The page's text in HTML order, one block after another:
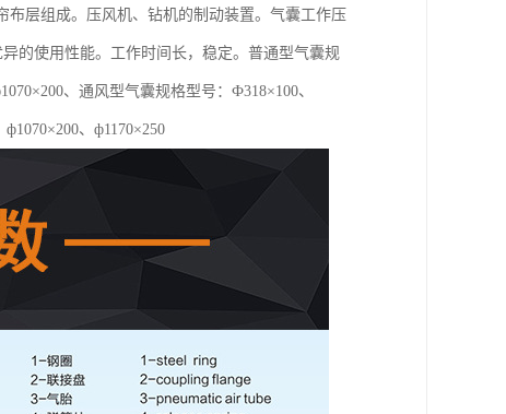
层组成。压风机、钻机的制动装置。气囊工作压
的使用性能。工作时间长，稳定。普通型气囊规
、通风型气囊规格型号：Ф318×100、
、ф1170×250